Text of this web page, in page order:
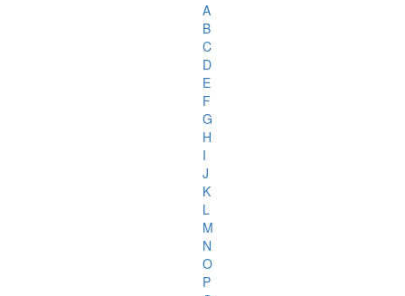
A
B
C
D
E
F
G
H
I
J
K
L
M
N
O
P